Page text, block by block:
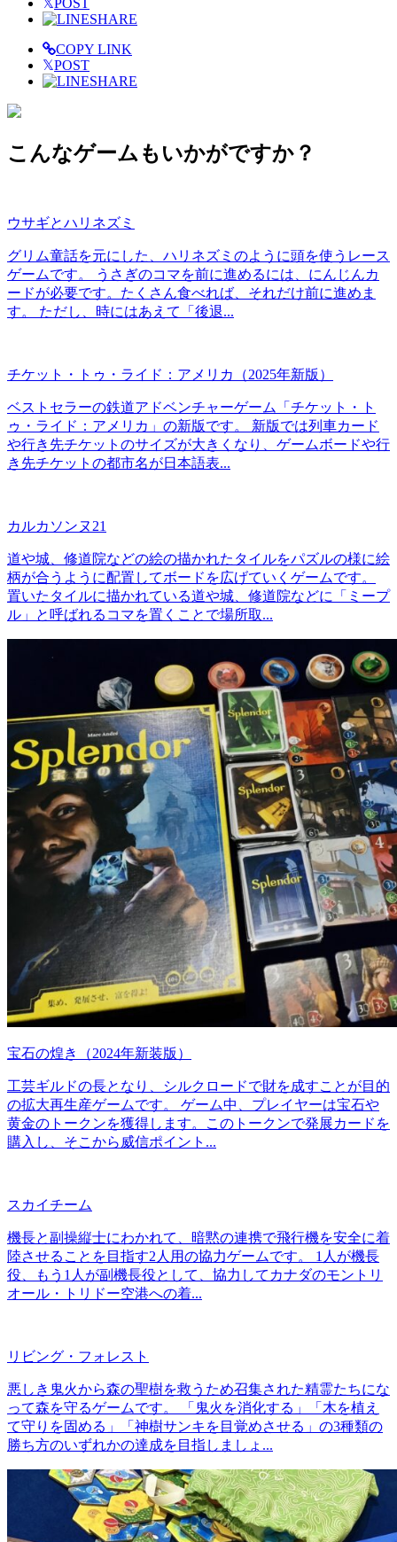
SHARE
COPY LINK
𝕏POST
SHARE
こんなゲームもいかがですか？
ウサギとハリネズミ
グリム童話を元にした、ハリネズミのように頭を使うレース
ゲームです。 うさぎのコマを前に進めるには、にんじんカ
ードが必要です。たくさん食べれば、それだけ前に進めま
す。 ただし、時にはあえて「後退...
チケット・トゥ・ライド：アメリカ（2025年新版）
ベストセラーの鉄道アドベンチャーゲーム「チケット・ト
ゥ・ライド：アメリカ」の新版です。 新版では列車カード
や行き先チケットのサイズが大きくなり、ゲームボードや行
き先チケットの都市名が日本語表...
カルカソンヌ21
道や城、修道院などの絵の描かれたタイルをパズルの様に絵
柄が合うように配置してボードを広げていくゲームです。
置いたタイルに描かれている道や城、修道院などに「ミープ
ル」と呼ばれるコマを置くことで場所取...
宝石の煌き（2024年新装版）
工芸ギルドの長となり、シルクロードで財を成すことが目的
の拡大再生産ゲームです。 ゲーム中、プレイヤーは宝石や
黄金のトークンを獲得します。このトークンで発展カードを
購入し、そこから威信ポイント...
スカイチーム
機長と副操縦士にわかれて、暗黙の連携で飛行機を安全に着
陸させることを目指す2人用の協力ゲームです。 1人が機長
役、もう1人が副機長役として、協力してカナダのモントリ
オール・トリドー空港への着...
リビング・フォレスト
悪しき鬼火から森の聖樹を救うため召集された精霊たちにな
って森を守るゲームです。 「鬼火を消化する」「木を植え
て守りを固める」「神樹サンキを目覚めさせる」の3種類の
勝ち方のいずれかの達成を目指しましょ...